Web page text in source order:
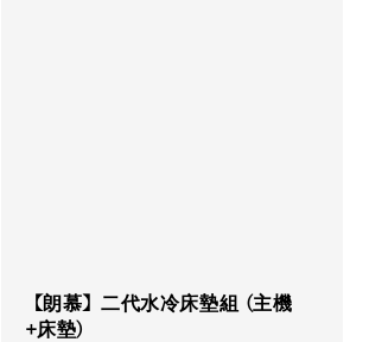
【朗慕】二代水冷床墊組 (主機
+床墊)